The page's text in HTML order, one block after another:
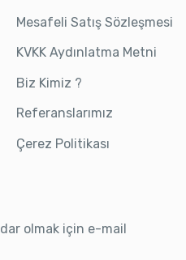
Mesafeli Satış Sözleşmesi
KVKK Aydınlatma Metni
Biz Kimiz ?
Referanslarımız
Çerez Politikası
olmak için e-mail